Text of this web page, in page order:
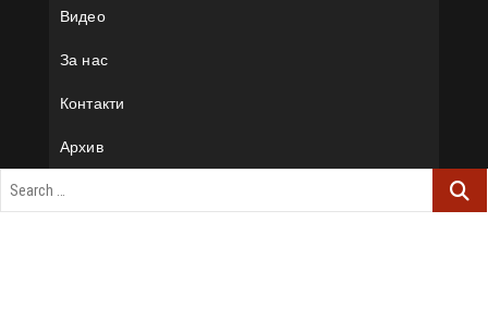
Видео
За нас
Контакти
Архив